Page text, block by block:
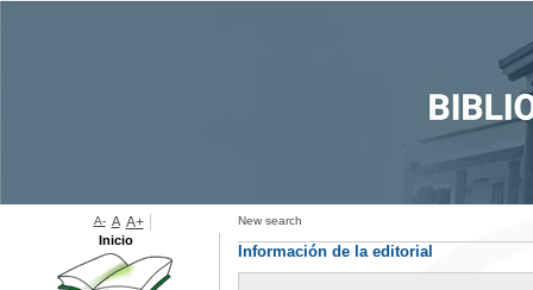
New search
Información de la editorial
A- A A+
Inicio